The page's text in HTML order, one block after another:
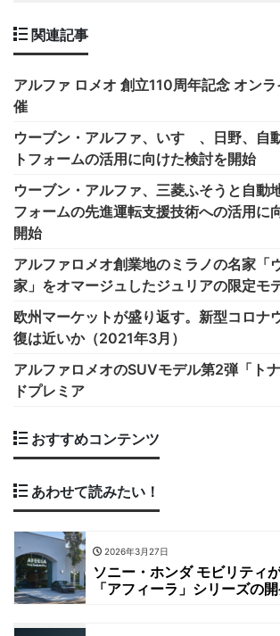
関連記事
アルファ ロメオ 創立110周年記念 オン
催
ウーブン・アルファ、いすゞ、日野、自
トフォームの活用に向けた検討を開始
ウーブン・アルファ、三菱ふそうと自動
フォームの先進運転支援技術への活用に
開始
アルファロメオ創業地のミラノの名家「
家」をオマージュしたジュリアの限定モ
欧州マーケットが盛り返す。新型コロナ
復は近いか（2021年3月）
アルファロメオのSUVモデル第2弾「ト
ドプレミア
おすすめコンテンツ
あわせて読みたい！
2026年3月27日
ソニー・ホンダ モビリティ
「アフィーラ」シリーズの